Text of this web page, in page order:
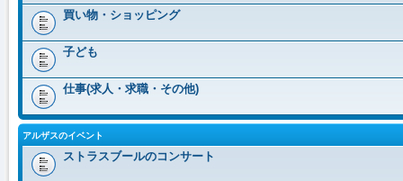
買い物・ショッピング
子ども
仕事(求人・求職・その他)
アルザスのイベント
ストラスブールのコンサート